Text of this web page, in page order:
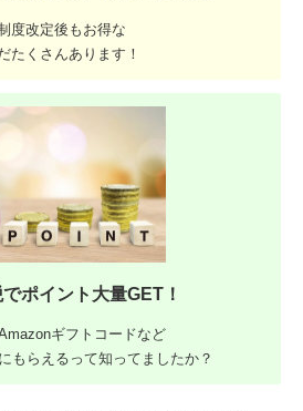
度改定後もお得な
たくさんあります！
ポイント大量GET！
ギフトコードなど
もらえるって知ってましたか？